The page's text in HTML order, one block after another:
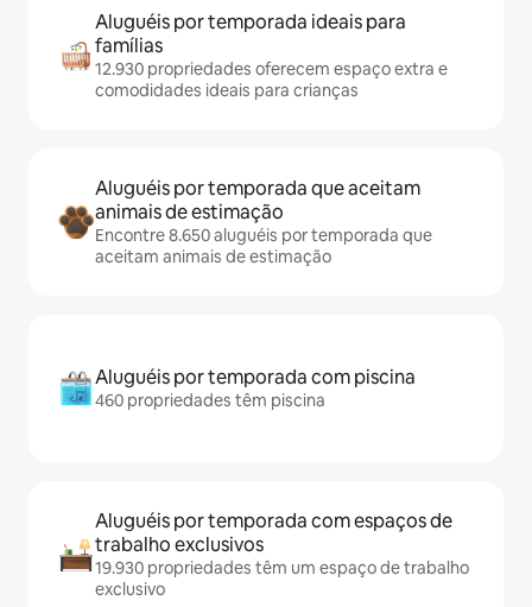
Aluguéis por temporada ideais para
famílias
12.930 propriedades oferecem espaço extra e
comodidades ideais para crianças
Aluguéis por temporada que aceitam
animais de estimação
Encontre 8.650 aluguéis por temporada que
aceitam animais de estimação
Aluguéis por temporada com piscina
460 propriedades têm piscina
Aluguéis por temporada com espaços de
trabalho exclusivos
19.930 propriedades têm um espaço de trabalho
exclusivo